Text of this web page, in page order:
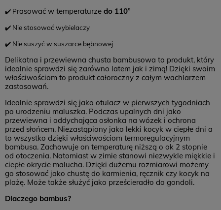
✔️ Prasować w temperaturze do 110°
✔️ Nie stosować wybielaczy
✔️ Nie suszyć w suszarce bębnowej
Delikatna i przewiewna chusta bambusowa to produkt, który
idealnie sprawdzi się zarówno latem jak i zimą! Dzięki swoim
właściwościom to produkt całoroczny z całym wachlarzem
zastosowań.
Idealnie sprawdzi się jako otulacz w pierwszych tygodniach
po urodzeniu maluszka. Podczas upalnych dni jako
przewiewna i oddychająca osłonka na wózek i ochrona
przed słońcem. Niezastąpiony jako lekki kocyk w ciepłe dni a
to wszystko dzięki właściwościom termoregulacyjnym
bambusa. Zachowuje on temperaturę niższą o ok 2 stopnie
od otoczenia. Natomiast w zimie stanowi niezwykle miękkie i
ciepłe okrycie malucha. Dzięki dużemu rozmiarowi możemy
go stosować jako chustę do karmienia, ręcznik czy kocyk na
plażę. Może także służyć jako prześcieradło do gondoli.
Dlaczego bambus?